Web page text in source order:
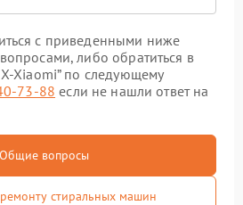
с приведенными ниже
либо обратиться в
Xiaomi” по следующему
73-88 если не нашли ответ на
Общие вопросы
стиральных машин